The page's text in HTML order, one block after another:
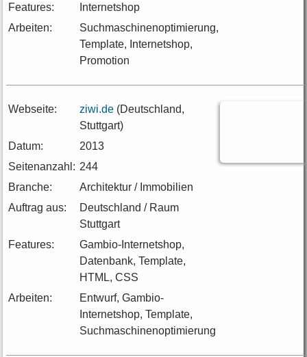
Features:
Internetshop
Arbeiten:
Suchmaschinenoptimierung,
Template, Internetshop,
Promotion
Webseite: ziwi.de(Deutschland,
Stuttgart)
Datum:
2013
Seitenanzahl: 244
Branche:
Architektur / Immobilien
Auftrag aus:
Deutschland / Raum
Stuttgart
Features:
Gambio-Internetshop,
Datenbank, Template,
HTML, CSS
Arbeiten:
Entwurf, Gambio-
Internetshop, Template,
Suchmaschinenoptimierung